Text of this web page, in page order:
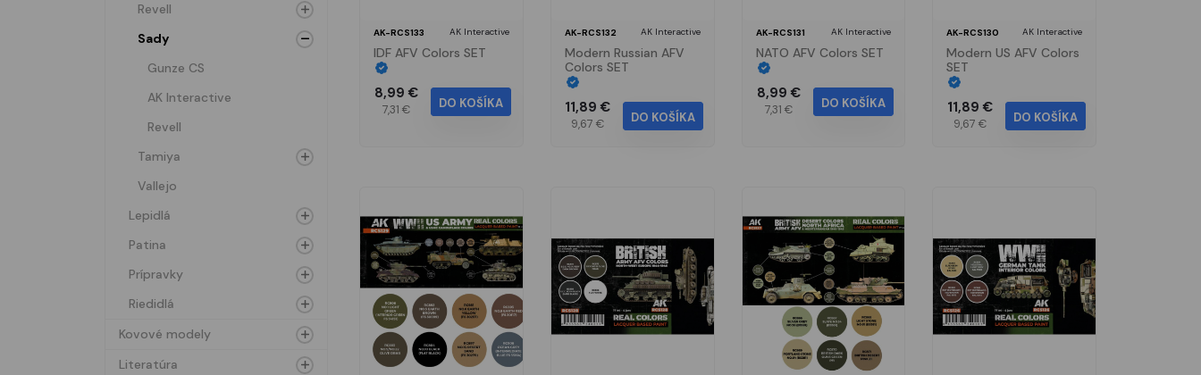
Revell
Sady
Gunze CS
AK Interactive
Revell
Tamiya
Vallejo
Lepidlá
Patina
Prípravky
Riedidlá
Kovové modely
Literatúra
AK-RCS133 AK Interactive
IDF AFV Colors SET
8,99 €
7,31 € DO KOŠÍKA
AK-RCS132 AK Interactive
Modern Russian AFV
Colors SET
11,89 €
9,67 € DO KOŠÍKA
AK-RCS131 AK Interactive
NATO AFV Colors SET
8,99 €
7,31 € DO KOŠÍKA
AK-RCS130 AK Interactive
Modern US AFV Colors
SET
11,89 €
9,67 € DO KOŠÍKA